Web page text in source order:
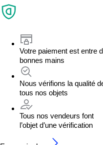
Votre paiement est entre
bonnes mains
Nous vérifions la qualité
tous nos objets
Tous nos vendeurs font
l’objet d’une vérification